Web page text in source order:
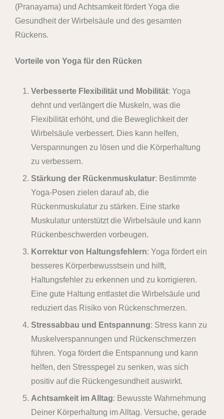
(Pranayama) und Achtsamkeit fördert Yoga die
Gesundheit der Wirbelsäule und des gesamten
Rückens.
Vorteile von Yoga für den Rücken
Verbesserte Flexibilität und Mobilität: Yoga
dehnt und verlängert die Muskeln, was die
Flexibilität erhöht, und die Beweglichkeit der
Wirbelsäule verbessert. Dies kann helfen,
Verspannungen zu lösen und die Körperhaltung
zu verbessern.
Stärkung der Rückenmuskulatur: Bestimmte
Yoga-Posen zielen darauf ab, die
Rückenmuskulatur zu stärken. Eine starke
Muskulatur unterstützt die Wirbelsäule und kann
Rückenbeschwerden vorbeugen.
Korrektur von Haltungsfehlern: Yoga fördert ein
besseres Körperbewusstsein und hilft,
Haltungsfehler zu erkennen und zu korrigieren.
Eine gute Haltung entlastet die Wirbelsäule und
reduziert das Risiko von Rückenschmerzen.
Stressabbau und Entspannung: Stress kann zu
Muskelverspannungen und Rückenschmerzen
führen. Yoga fördert die Entspannung und kann
helfen, den Stresspegel zu senken, was sich
positiv auf die Rückengesundheit auswirkt.
Achtsamkeit im Alltag: Bewusste Wahrnehmung
Deiner Körperhaltung im Alltag. Versuche, gerade